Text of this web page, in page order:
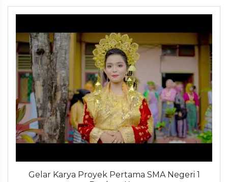
Gelar Karya Proyek Pertama SMA Negeri 1